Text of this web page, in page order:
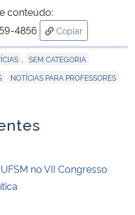
conteúdo:
4856
Copiar
para área de
SEM CATEGORIA
NOTÍCIAS PARA PROFESSORES
no VII Congresso